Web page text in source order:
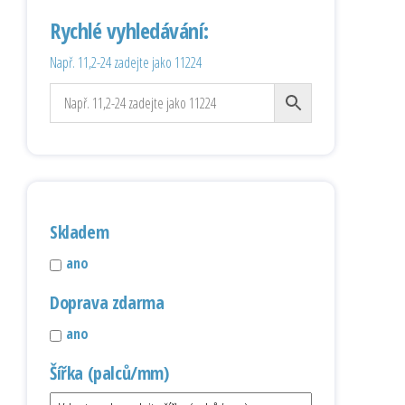
Rychlé vyhledávání:
Např. 11,2-24 zadejte jako 11224
Skladem
ano
Doprava zdarma
ano
Šířka (palců/mm)